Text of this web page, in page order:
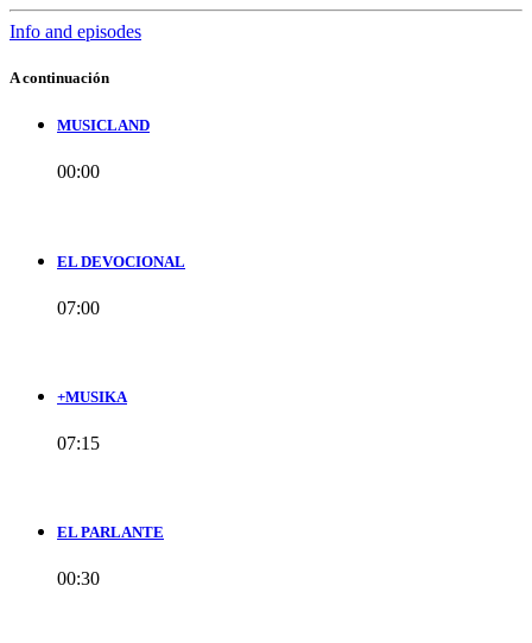
Info and episodes
A continuación
MUSICLAND
00:00
EL DEVOCIONAL
07:00
+MUSIKA
07:15
EL PARLANTE
00:30